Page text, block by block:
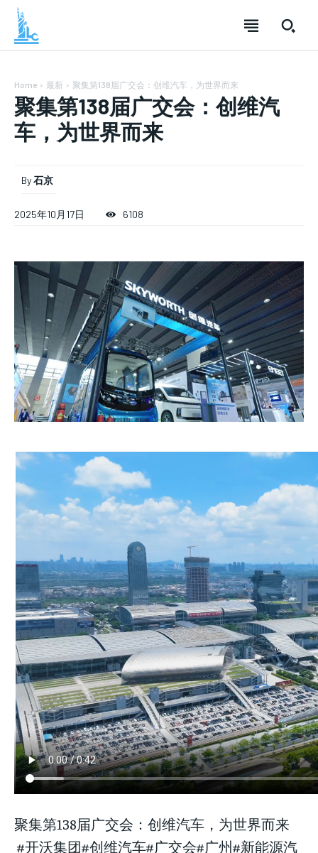
SUBSCRIBE
from all across the globe. With any subscription plan,
you get access toexclusive articles
Your Profile
NEWS LIFESTYLE PUBLIC OPINION
LIFESTYLE
SUBSCRIBE
Welcome to Liberty Case
across the globe. With any subscription plan, you get access
toexclusive articles that let you stay ahead of the curve.
NEWS LIFESTYLE PUBLIC OPINION
LIFESTYLE
SUBSCRIBE
Welcome to Liberty Case
across the globe. With any subscription plan, you get access
toexclusive articles that let you stay ahead of the curve.
NEWS LIFESTYLE PUBLIC OPINION
LIFESTYLE
Home 最新 聚集第138届广交会：创维汽车，为世界而来
聚集第138届广交会：创维汽
车，为世界而来
By石京
2025年10月17日 6108
聚集第138届广交会：创维汽车，为世界而来
#开沃集团#创维汽车#广交会#广州#新能源汽